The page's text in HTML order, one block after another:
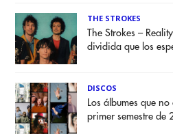
THE STROKES
The Strokes –
dividida que los
DISCOS
Los álbumes que
primer semestre de